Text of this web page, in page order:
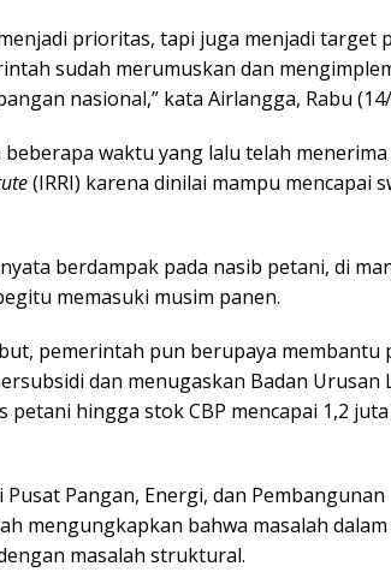
prioritas, tapi juga menjadi target
sudah merumuskan dan
nasional,” kata Airlangga, Rabu
waktu yang lalu telah
(IRRI) karena dinilai mampu mencapai
berdampak pada nasib petani, di
memasuki musim panen.
pemerintah pun berupaya membantu
dan menugaskan Badan Urusan
petani hingga stok CBP mencapai 1,2
Pangan, Energi, dan Pembangunan
mengungkapkan bahwa masalah
masalah struktural.